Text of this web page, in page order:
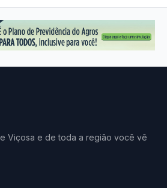
Viçosa e de toda a região você vê